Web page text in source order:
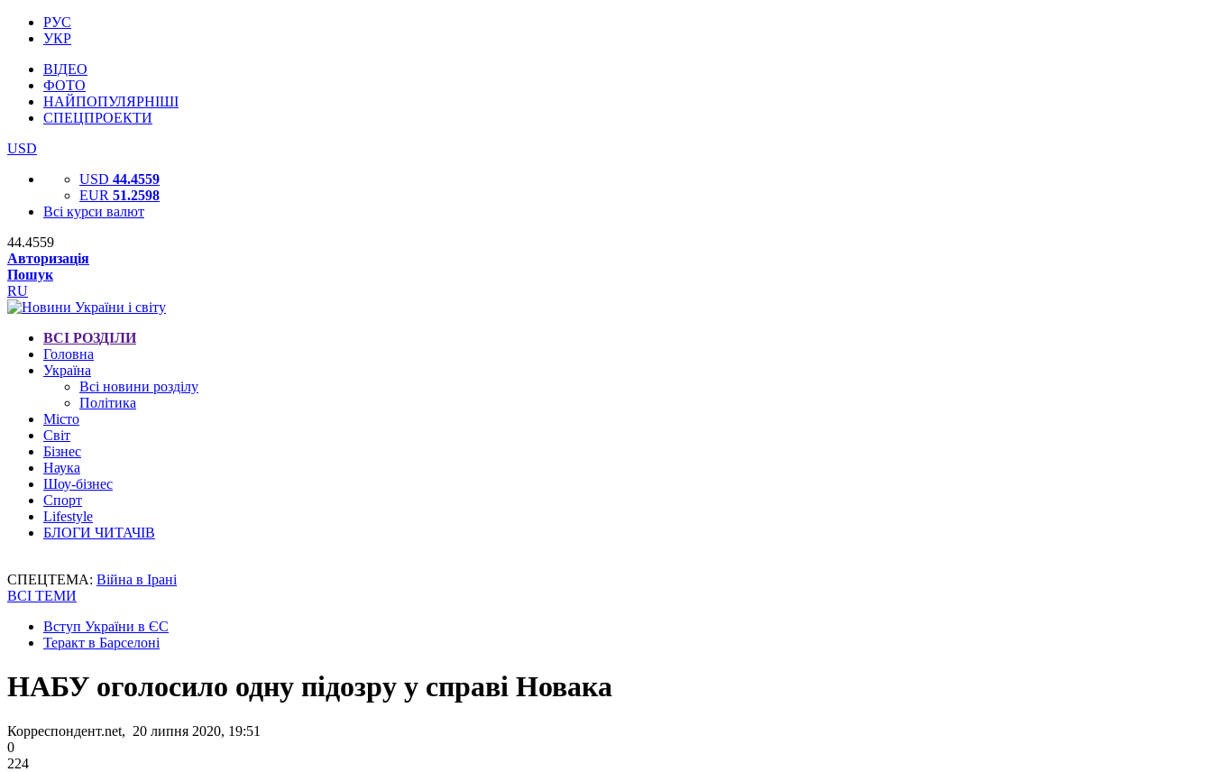
РУС
УКР
ВІДЕО
ФОТО
НАЙПОПУЛЯРНІШІ
СПЕЦПРОЕКТИ
USD
USD 44.4559
EUR 51.2598
Всі курси валют
44.4559
Авторизація
Пошук
RU
ВСІ РОЗДІЛИ
Головна
Україна
Всі новини розділу
Політика
Місто
Світ
Бізнес
Наука
Шоу-бізнес
Спорт
Lifestyle
БЛОГИ ЧИТАЧІВ
СПЕЦТЕМА: Війна в Ірані
ВСІ ТЕМИ
Вступ України в ЄС
Теракт в Барселоні
НАБУ оголосило одну підозру у справі Новака
Корреспондент.net, 20 липня 2020, 19:51
0
224